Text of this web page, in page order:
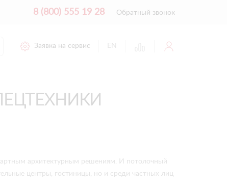
8 (800) 555 19 28 Обратный звонок
Заявка на сервис EN
архитектурным решениям. И потолочный
центры, гостиницы, но и среди частных лиц